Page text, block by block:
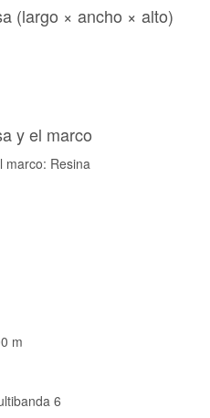
(largo × ancho × alto)
y el marco
marco: Resina
m
6